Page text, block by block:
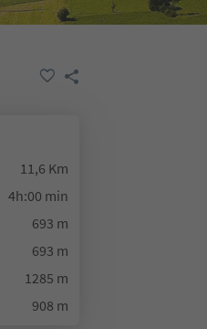
11,6 Km
4h:00 min
693 m
693 m
1285 m
908 m